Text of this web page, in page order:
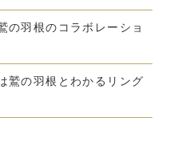
の羽根のコラボレーショ
鷲の羽根とわかるリング